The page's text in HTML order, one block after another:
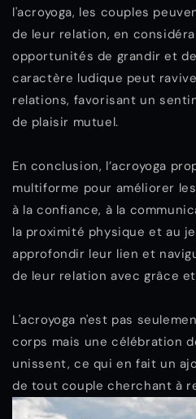
l'acroyoga, les couples
de leur relation, en
opportunités de grandir et
caractère ludique peut
relations, favorisant un
de plaisir mutuel.
En conclusion, l’acroyoga
multiforme pour améliorer
à la confiance, à la
la proximité physique et au
approfondir leur lien et
de leur relation avec grâce
L'acroyoga n'est pas
corps mais une célébration
unissent, ce qui en fait un
de tout couple cherchant à